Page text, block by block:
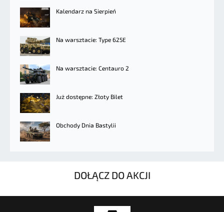
Kalendarz na Sierpień
Na warsztacie: Type 625E
Na warsztacie: Centauro 2
Już dostępne: Złoty Bilet
Obchody Dnia Bastylii
DOŁĄCZ DO AKCJI